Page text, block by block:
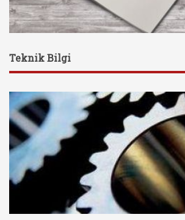
Teknik Bilgi